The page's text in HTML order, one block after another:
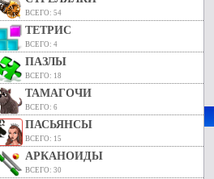
ВСЕГО: 54
ТЕТРИС
ВСЕГО: 4
ПАЗЛЫ
ВСЕГО: 18
ТАМАГОЧИ
ВСЕГО: 6
ПАСЬЯНСЫ
ВСЕГО: 15
АРКАНОИДЫ
ВСЕГО: 30